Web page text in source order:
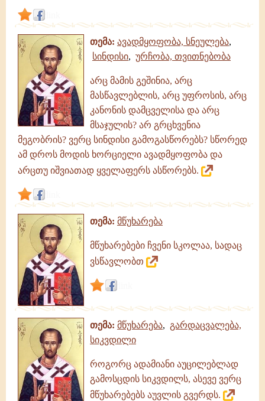
თემა: ავადმყოფობა, სნეულება,
სინდისი, ურჩობა, თვითნებობა
არც მამის გეშინია, არც
მასწავლებლის, არც უფროსის, არც
კანონის დამცველისა და არც
მსაჯულის? არ გრცხვენია
მეგობრის? ვერც სინდისი გამოგასწორებს? სწორედ
ამ დროს მოდის ხორციელი ავადმყოფობა და
არცთუ იშვიათად ყველაფერს ასწორებს.
თემა: მწუხარება
მწუხარებები ჩვენი სკოლაა, სადაც
ვსწავლობთ
თემა: მწუხარება, გარდაცვალება,
სიკვდილი
როგორც ადამიანი აუცილებლად
გამოსცდის სიკვდილს, ასევე ვერც
მწუხარებებს აუვლის გვერდს.